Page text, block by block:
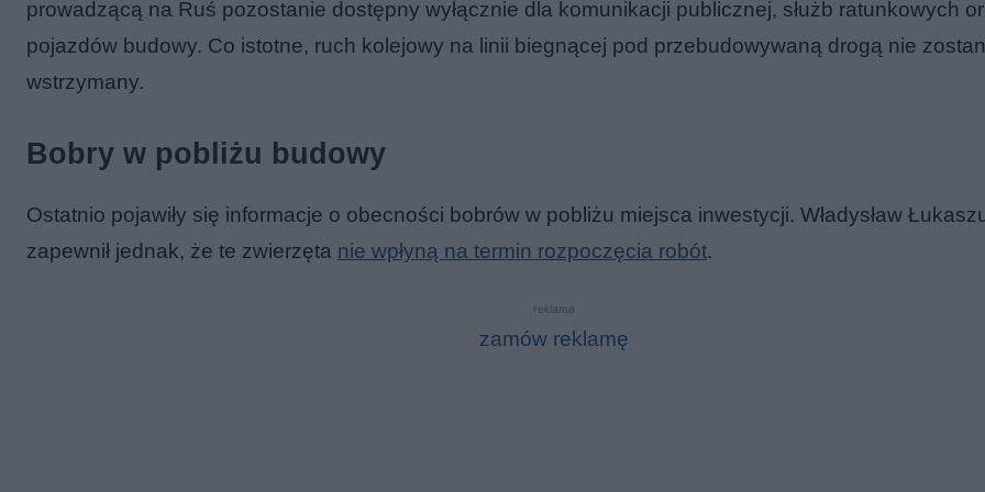
prowadzącą na Ruś pozostanie dostępny wyłącznie dla komunikacji publicznej, służb ratunkowych
pojazdów budowy. Co istotne, ruch kolejowy na linii biegnącej pod przebudowywaną drogą nie
wstrzymany.
Bobry w pobliżu budowy
Ostatnio pojawiły się informacje o obecności bobrów w pobliżu miejsca inwestycji. Władysław
zapewnił jednak, że te zwierzęta nie wpłyną na termin rozpoczęcia robót.
reklama
zamów reklamę